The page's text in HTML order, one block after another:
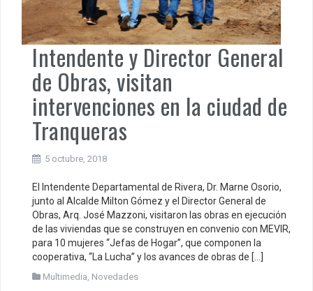
Intendente y Director General
de Obras, visitan
intervenciones en la ciudad de
Tranqueras
5 octubre, 2018
El Intendente Departamental de Rivera, Dr. Marne Osorio,
junto al Alcalde Milton Gómez y el Director General de
Obras, Arq. José Mazzoni, visitaron las obras en ejecución
de las viviendas que se construyen en convenio con MEVIR,
para 10 mujeres “Jefas de Hogar”, que componen la
cooperativa, “La Lucha” y los avances de obras de […]
Multimedia, Novedades